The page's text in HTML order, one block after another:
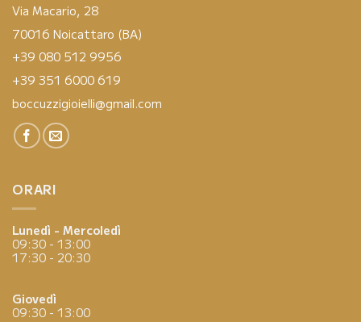
Via Macario, 28
70016 Noicattaro (BA)
+39 080 512 9956
+39 351 6000 619
boccuzzigioielli@gmail.com
ORARI
Lunedì - Mercoledì
09:30 - 13:00
17:30 - 20:30
Giovedì
09:30 - 13:00